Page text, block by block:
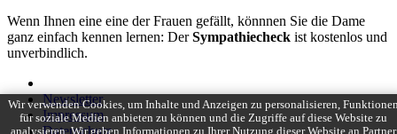
Wenn Ihnen eine eine der Frauen gefällt, könnnen Sie die Dame
ganz einfach kennen lernen: DerSympathiecheck ist kostenlos und
unverbindlich.
Newsletter
Impressum
Datenschutz
Wir verwenden Cookies, um Inhalte und Anzeigen zu personalisieren,
für soziale Medien anbieten zu können und die Zugriffe auf diese Website zu
analysieren. Wir geben Informationen zu Ihrer Nutzung dieser Website an Partner